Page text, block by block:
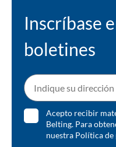
Inscríbase
boletines
Acepto recibir
Belting. Para
nuestra Política de